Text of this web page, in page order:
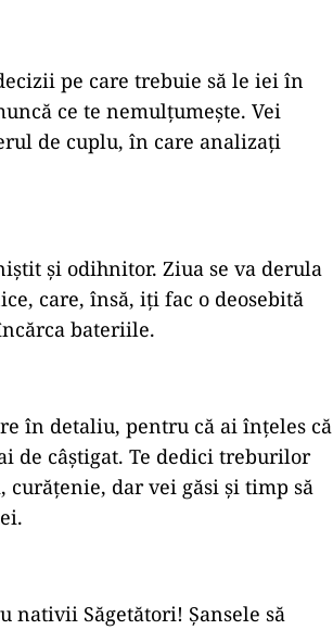
pe care trebuie să le iei în
ce te nemulțumește. Vei
de cuplu, în care analizați
și odihnitor. Ziua se va derula
care, însă, iți fac o deosebită
bateriile.
în detaliu, pentru că ai înțeles că
de câștigat. Te dedici treburilor
dar vei găsi și timp să
nativii Săgetători! Șansele să